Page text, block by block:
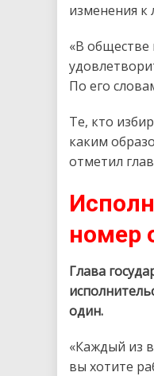
изменения к
«В обществе
По его
Те, кто
каким
отметил
номер
Глава
один.
«Каждый из
вы хотите